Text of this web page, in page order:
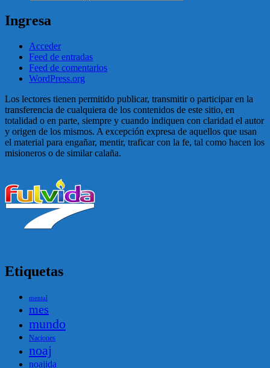
Ingresa
Acceder
Feed de entradas
Feed de comentarios
WordPress.org
Los lectores tienen permitido publicar, transmitir o participar en la
transferencia de cualquiera de los contenidos de este sitio, en
totalidad o en parte, siempre y cuando indiquen con claridad el autor
y origen de los mismos. A excepción expresa de aquellos que usan
el material para engañar, mentir, traficar con la fe, tal como hacen los
misioneros o de similar calaña.
Etiquetas
mental
mes
mundo
Naciones
noaj
noajida